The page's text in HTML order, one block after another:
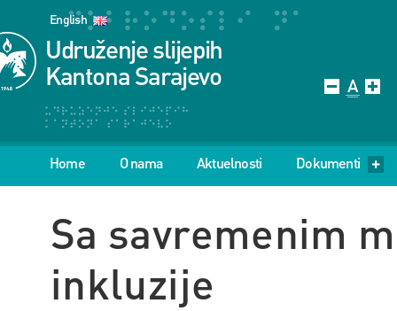
English
Udruženje slijepih
Kantona Sarajevo
Home O nama Aktuelnosti Dokumenti
Sa savremenim
inkluzije